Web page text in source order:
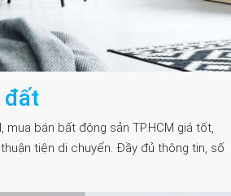
đất
mua bán bất động sản TP.HCM giá tốt,
tiện di chuyển. Đầy đủ thông tin, số